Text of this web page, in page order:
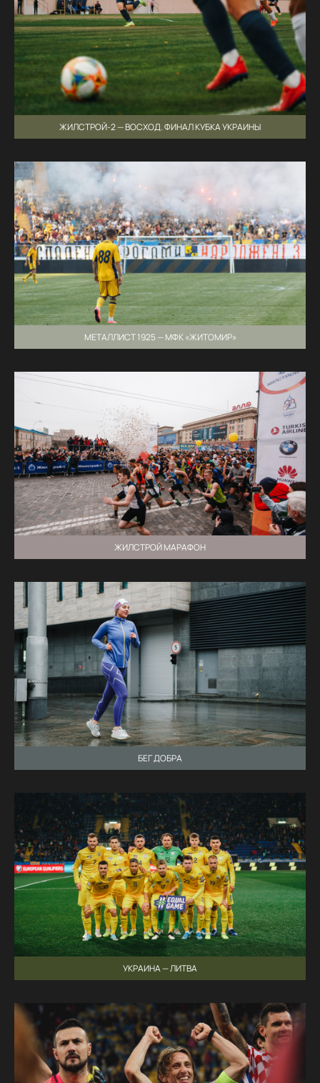
ЖИЛСТРОЙ-2 — ВОСХОД. ФИНАЛ КУБКА УКРАИНЫ
МЕТАЛЛИСТ 1925 — МФК «ЖИТОМИР»
ЖИЛСТРОЙ МАРАФОН
БЕГ ДОБРА
УКРАИНА — ЛИТВА